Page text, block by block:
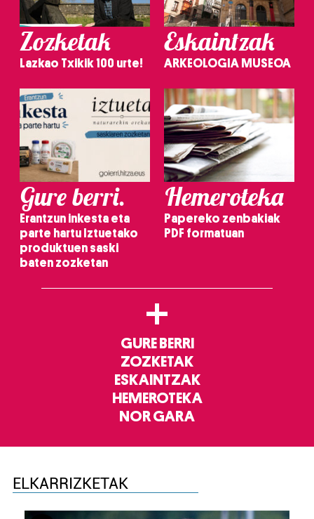
Zozketak
Lazkao Txikik 100 urte!
Eskaintzak
ARKEOLOGIA MUSEOA
Gure berri.
Erantzun inkesta eta
parte hartu Iztuetako
produktuen saski
baten zozketan
Hemeroteka
Papereko zenbakiak
PDF formatuan
+
GURE BERRI
ZOZKETAK
ESKAINTZAK
HEMEROTEKA
NOR GARA
ELKARRIZKETAK